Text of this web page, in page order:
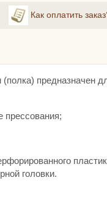
Как оплатить
предназначен
головки.